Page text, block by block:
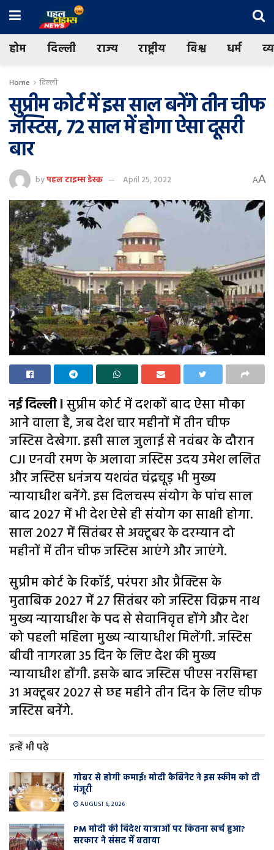
होम दिल्ली राज्य राष्ट्रीय विश्व धर्म
Home दिल्ली
सुप्रीम कोर्ट में इस साल बनेंगे तीन चीफ
जस्टिस, 72 साल में होगा ऐसा दूसरी
बार
byपहल टाइम्स डेस्क April 25, 2022 AA
नई दिल्ली lसुप्रीम कोर्ट में दशकों बाद ऐसा मौका
आने वाला है, जब देश चार महीनों में तीन चीफ
जस्टिस देखेगा. इसी साल जुलाई से नवंबर के दौरान
CJI एनवी रमण के अलावा जस्टिस उदय उमेश ललित
और जस्टिस धनंजय यशवंत चंद्रचूड़ भी मुख्य
न्यायाधीश बनेंगे. इस दिलचस्प संयोग के पांच साल
बाद 2027 में भी देश ऐसे ही संयोग का साक्षी होगा.
साल 2027 में सितंबर से अक्टूबर के दरम्यान दो
महीनों में तीन चीफ जस्टिस आएंगे और जाएंगे.
सुप्रीम कोर्ट के रिकॉर्ड, परंपरा और प्रैक्टिस के
मुताबिक 2027 में 27 सितंबर को जस्टिस विक्रम नाथ
मुख्य न्यायाधीश के पद से सेवानिवृत्त होंगे और देश
को पहली महिला मुख्य न्यायाधीश मिलेंगी. जस्टिस
बीवी नागरत्ना 35 दिन के लिए देश की मुख्य
न्यायाधीश होंगी. इसके बाद जस्टिस पीएस नरसिम्हा
31 अक्टूबर 2027 से छह महीने तीन दिन के लिए चीफ
जस्टिस बनेंगे.
इन्हें भी पढ़े
गोबर से होगी कमाई! मोदी कैबिनेट ने इस स्कीम को दी
मंजूरी
AUGUST 6, 2026
PM मोदी की विदेश यात्राओं पर कितना खर्च हुआ?
सरकार ने संसद में बताया